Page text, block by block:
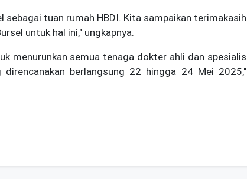
sebagai tuan rumah HBDI. Kita sampaikan terimakasih
untuk hal ini," ungkapnya.
menurunkan semua tenaga dokter ahli dan spesialis
berlangsung 22 hingga 24 Mei 2025,"